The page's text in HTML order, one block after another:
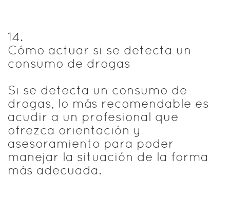
14.
Cómo actuar si se detecta un
consumo de drogas
Si se detecta un consumo de
drogas, lo más recomendable es
acudir a un profesional que
ofrezca orientación y
asesoramiento para poder
manejar la situación de la forma
más adecuada.